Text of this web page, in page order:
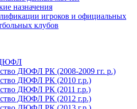
назначения
игроков и официальных
клубов
ДЮФЛ
ДЮФЛ РК (2008-2009 гг. р.)
ДЮФЛ РК (2010 г.р.)
ДЮФЛ РК (2011 г.р.)
ДЮФЛ РК (2012 г.р.)